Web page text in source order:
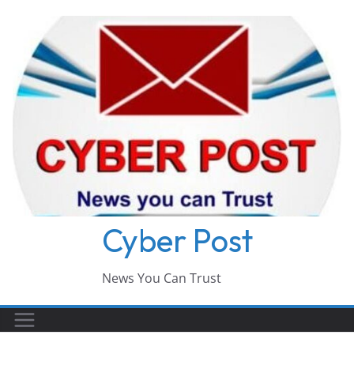
content
Cyber Post
News You Can Trust